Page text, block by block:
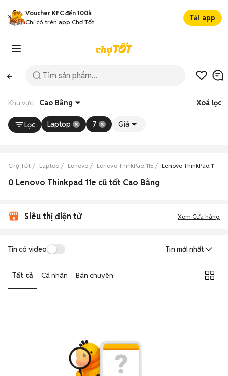
Voucher KFC đến 100k
Chỉ có trên app Chợ Tốt
Tải app
Khu vực: Cao Bằng Xoá lọc
Lọc Laptop 7 Giá
Chợ Tốt Laptop Lenovo Lenovo ThinkPad 11E Lenovo ThinkPad 11E
0 Lenovo Thinkpad 11e cũ tốt Cao Bằng
Siêu thị điện tử Xem Cửa hàng
Tin có video Tin mới nhất
Tất cả Cá nhân Bán chuyên